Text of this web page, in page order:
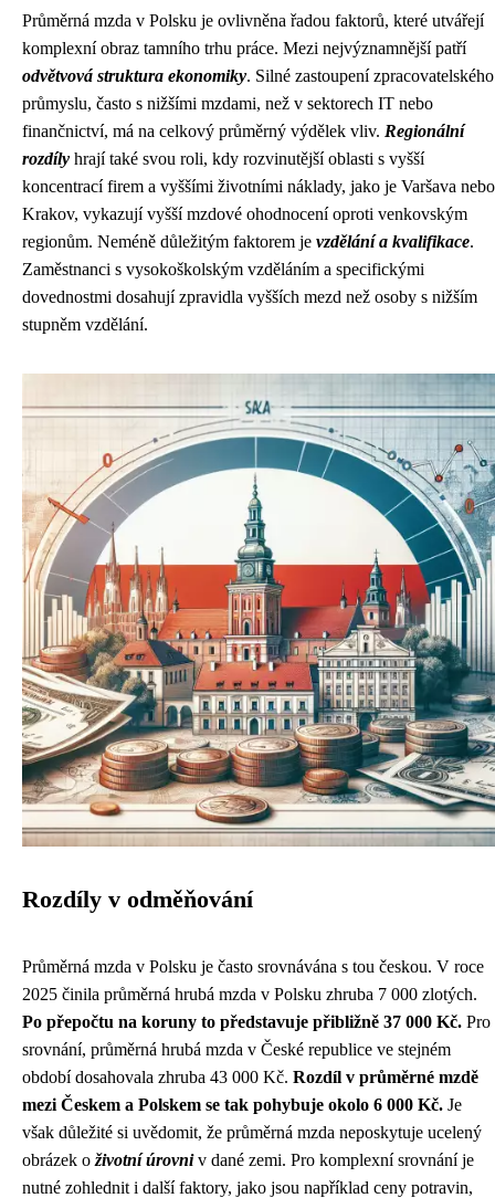
Průměrná mzda v Polsku je ovlivněna řadou faktorů, které utvářejí
komplexní obraz tamního trhu práce. Mezi nejvýznamnější patří
odvětvová struktura ekonomiky. Silné zastoupení zpracovatelského
průmyslu, často s nižšími mzdami, než v sektorech IT nebo
finančnictví, má na celkový průměrný výdělek vliv. Regionální
rozdíly hrají také svou roli, kdy rozvinutější oblasti s vyšší
koncentrací firem a vyššími životními náklady, jako je Varšava nebo
Krakov, vykazují vyšší mzdové ohodnocení oproti venkovským
regionům. Neméně důležitým faktorem je vzdělání a kvalifikace.
Zaměstnanci s vysokoškolským vzděláním a specifickými
dovednostmi dosahují zpravidla vyšších mezd než osoby s nižším
stupněm vzdělání.
Rozdíly v odměňování
Průměrná mzda v Polsku je často srovnávána s tou českou. V roce
2025 činila průměrná hrubá mzda v Polsku zhruba 7 000 zlotých.
Po přepočtu na koruny to představuje přibližně 37 000 Kč. Pro
srovnání, průměrná hrubá mzda v České republice ve stejném
období dosahovala zhruba 43 000 Kč. Rozdíl v průměrné mzdě
mezi Českem a Polskem se tak pohybuje okolo 6 000 Kč. Je
však důležité si uvědomit, že průměrná mzda neposkytuje ucelený
obrázek o životní úrovniv dané zemi. Pro komplexní srovnání je
nutné zohlednit i další faktory, jako jsou například ceny potravin,